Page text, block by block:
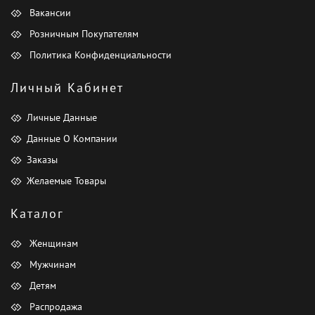
Вакансии
Розничным Покупателям
Политика Конфиденциальности
Личный Кабинет
Личные Данные
Данные О Компании
Заказы
Желаемые Товары
Каталог
Женщинам
Мужчинам
Детям
Распродажа